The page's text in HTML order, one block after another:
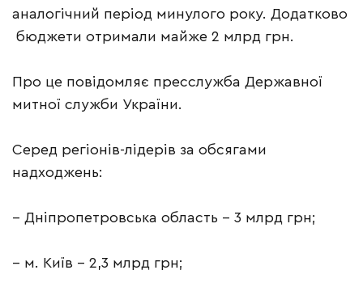
аналогічний період минулого року. Додатково
бюджети отримали майже 2 млрд грн.
Про це повідомляє пресслужба Державної
митної служби України.
Серед регіонів-лідерів за обсягами
надходжень:
– Дніпропетровська область – 3 млрд грн;
– м. Київ – 2,3 млрд грн;